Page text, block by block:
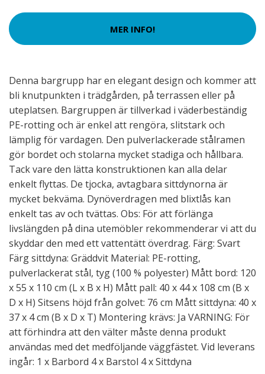
MER INFO!
Denna bargrupp har en elegant design och kommer att
bli knutpunkten i trädgården, på terrassen eller på
uteplatsen. Bargruppen är tillverkad i väderbeständig
PE-rotting och är enkel att rengöra, slitstark och
lämplig för vardagen. Den pulverlackerade stålramen
gör bordet och stolarna mycket stadiga och hållbara.
Tack vare den lätta konstruktionen kan alla delar
enkelt flyttas. De tjocka, avtagbara sittdynorna är
mycket bekväma. Dynöverdragen med blixtlås kan
enkelt tas av och tvättas. Obs: För att förlänga
livslängden på dina utemöbler rekommenderar vi att du
skyddar den med ett vattentätt överdrag. Färg: Svart
Färg sittdyna: Gräddvit Material: PE-rotting,
pulverlackerat stål, tyg (100 % polyester) Mått bord: 120
x 55 x 110 cm (L x B x H) Mått pall: 40 x 44 x 108 cm (B x
D x H) Sitsens höjd från golvet: 76 cm Mått sittdyna: 40 x
37 x 4 cm (B x D x T) Montering krävs: Ja VARNING: För
att förhindra att den välter måste denna produkt
användas med det medföljande väggfästet. Vid leverans
ingår: 1 x Barbord 4 x Barstol 4 x Sittdyna